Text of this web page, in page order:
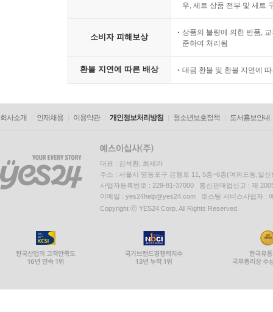
우, 세트 상품 전부 및 세트
소비자 피해보상
상품의 불량에 의한 반품,
준하여 처리됨
환불 지연에 따른 배상 대금 환불 및 환불 지연에
회사소개 인재채용 이용약관 개인정보처리방침 청소년보호정책 도서홍보안내
대표 : 김석환, 최세라
주소 : 서울시 영등포구 은행로 11, 5층~6층(여의도동,일신
사업자등록번호 : 229-81-37000 통신판매업신고 : 제
이메일 : yes24help@yes24.com 호스팅 서비스사업자 :
Copyright ⓒ YES24 Corp. All Rights Reserved.